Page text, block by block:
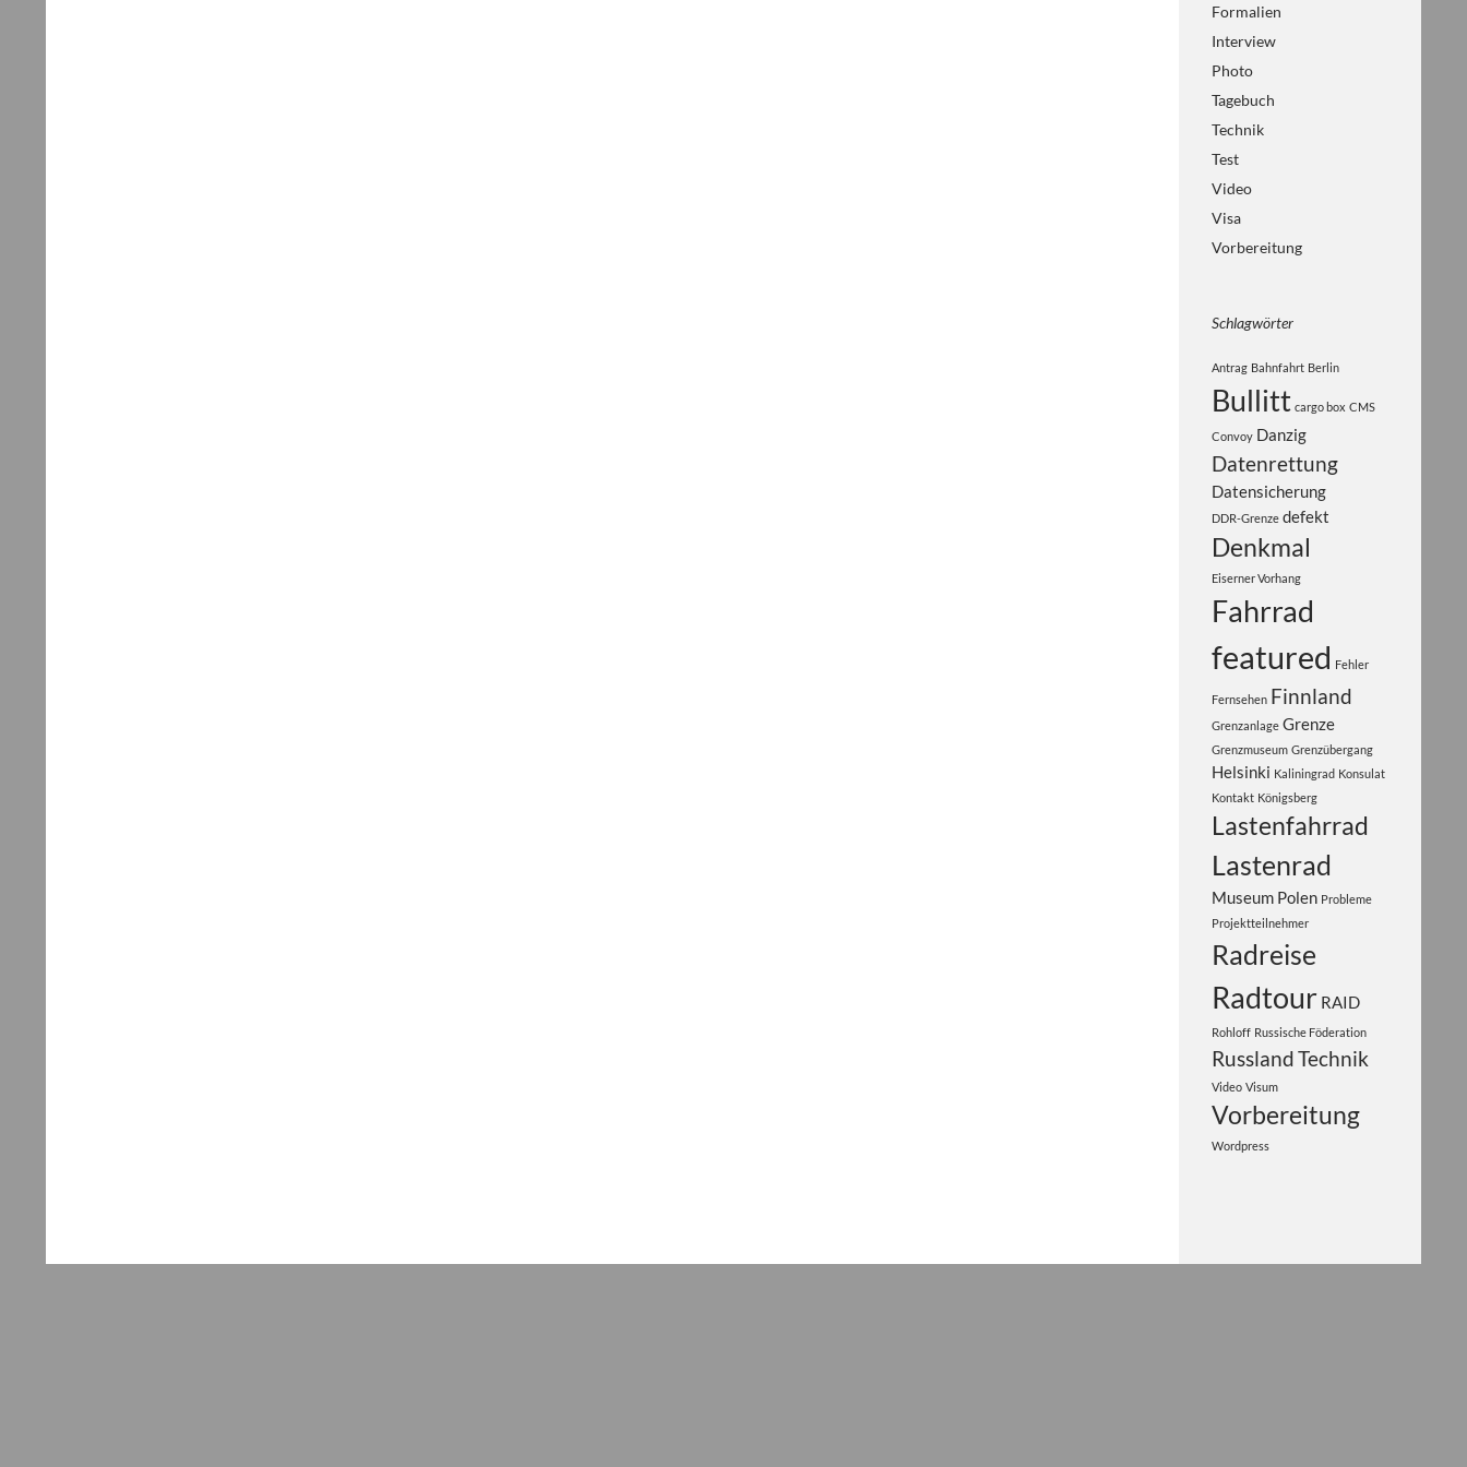
Formalien
Interview
Photo
Tagebuch
Technik
Test
Video
Visa
Vorbereitung
Schlagwörter
Antrag Bahnfahrt Berlin
Bullitt cargo box CMS
Convoy Danzig
Datenrettung
Datensicherung
DDR-Grenze defekt
Denkmal
Eiserner Vorhang
Fahrrad
featured Fehler
Fernsehen Finnland
Grenzanlage Grenze
Grenzmuseum Grenzübergang
Helsinki Kaliningrad Konsulat
Kontakt Königsberg
Lastenfahrrad
Lastenrad
Museum Polen Probleme
Projektteilnehmer
Radreise
Radtour RAID
Rohloff Russische Föderation
RusslandTechnik
Video Visum
Vorbereitung
Wordpress